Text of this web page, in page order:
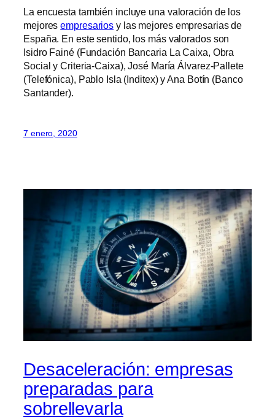
La encuesta también incluye una valoración de los
mejoresempresarios y las mejores empresarias de
España. En este sentido, los más valorados son
Isidro Fainé (Fundación Bancaria La Caixa, Obra
Social y Criteria-Caixa), José María Álvarez-Pallete
(Telefónica), Pablo Isla (Inditex) y Ana Botín (Banco
Santander).
7 enero, 2020
Desaceleración: empresas
preparadas para
sobrellevarla